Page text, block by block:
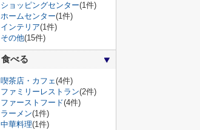
ショッピングセンター(1件)
ホームセンター(1件)
インテリア(1件)
その他(15件)
食べる
喫茶店・カフェ(4件)
ファミリーレストラン(2件)
ファーストフード(4件)
ラーメン(1件)
中華料理(1件)